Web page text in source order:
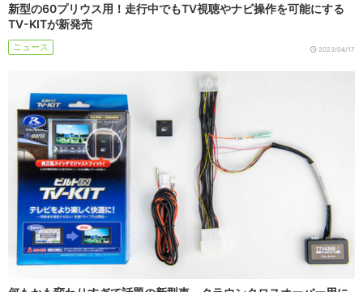
新型の60プリウス用！走行中でもTV視聴やナビ操作を可能にする
TV-KITが新発売
ニュース 2023/04/17